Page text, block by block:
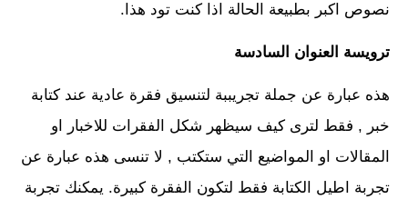
نصوص اكبر بطبيعة الحالة اذا كنت تود هذا.
ترويسة العنوان السادسة
هذه عبارة عن جملة تجريببة لتنسيق فقرة عادية عند كتابة
خبر , فقط لترى كيف سيظهر شكل الفقرات للاخبار او
المقالات او المواضيع التي ستكتب , لا تنسى هذه عبارة عن
تجربة اطيل الكتابة فقط لتكون الفقرة كبيرة. يمكنك تجربة